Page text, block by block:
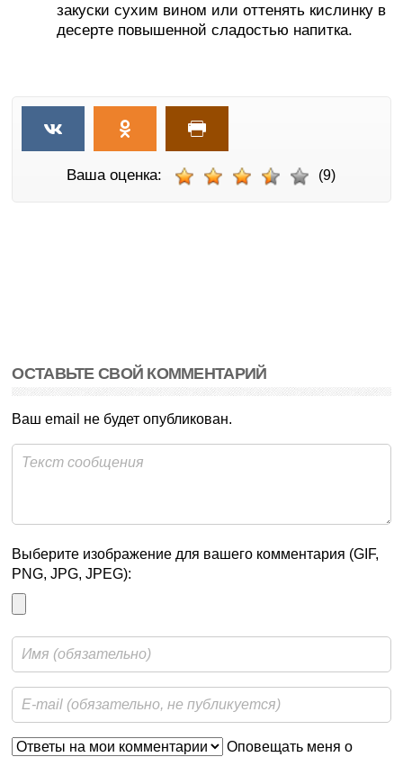
закуски сухим вином или оттенять кислинку в
десерте повышенной сладостью напитка.
Ваша оценка: (9)
ОСТАВЬТЕ СВОЙ КОММЕНТАРИЙ
Ваш email не будет опубликован.
Выберите изображение для вашего комментария (GIF,
PNG, JPG, JPEG):
Оповещать меня о